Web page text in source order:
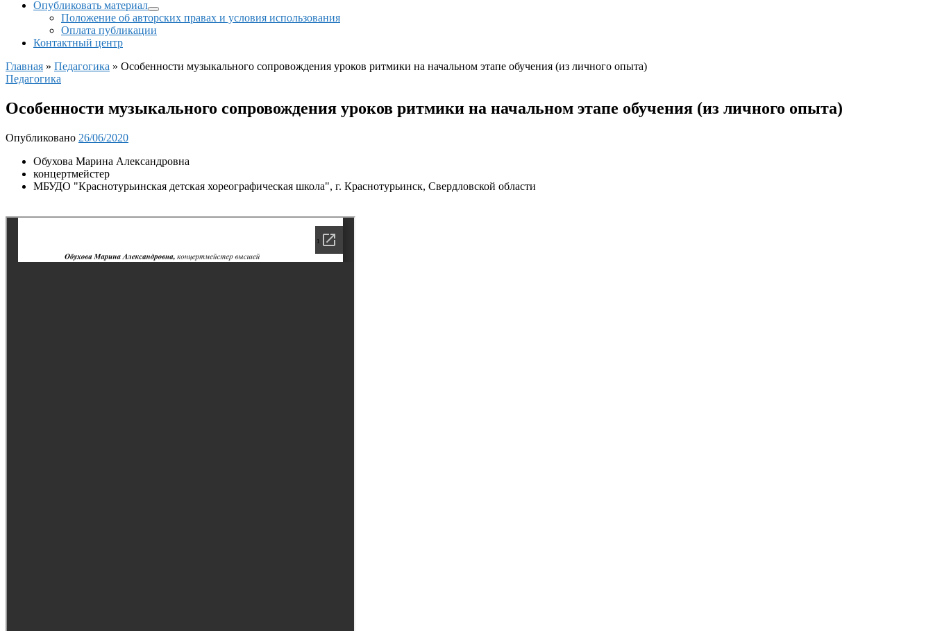
Опубликовать материал
Положение об авторских правах и условия использования
Оплата публикации
Контактный центр
Главная » Педагогика » Особенности музыкального сопровождения уроков ритмики на начальном этапе обучения (из личного опыта)
Педагогика
Особенности музыкального сопровождения уроков ритмики на начальном этапе обучения (из личного опыта)
Опубликовано 26/06/2020
Обухова Марина Александровна
концертмейстер
МБУДО "Краснотурьинская детская хореографическая школа", г. Краснотурьинск, Свердловской области